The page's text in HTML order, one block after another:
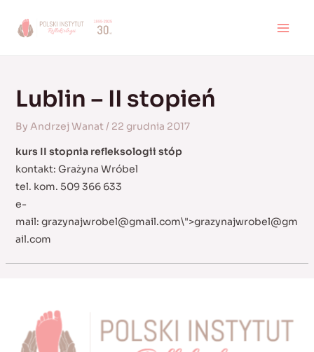
Lublin – II stopień
By Andrzej Wanat/ 22 grudnia 2017
kurs II stopnia refleksologii stóp
kontakt: Grażyna Wróbel
tel. kom. 509 366 633
e-
mail: grazynajwrobel@gmail.com\">grazynajwrobel@gm
ail.com